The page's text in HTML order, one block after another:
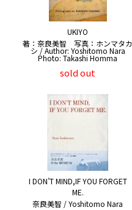
UKIYO
著：奈良美智 写真：ホンマタカ
シ / Author: Yoshitomo Nara
Photo: Takashi Homma
sold out
I DON’T MIND,IF YOU FORGET
ME.
奈良美智 / Yoshitomo Nara